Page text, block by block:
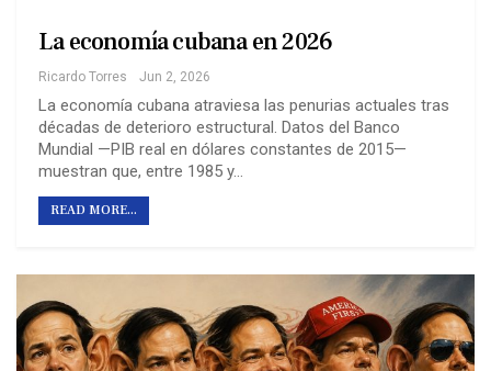
La economía cubana en 2026
Ricardo Torres Jun 2, 2026
La economía cubana atraviesa las penurias actuales tras
décadas de deterioro estructural. Datos del Banco
Mundial —PIB real en dólares constantes de 2015—
muestran que, entre 1985 y…
READ MORE...